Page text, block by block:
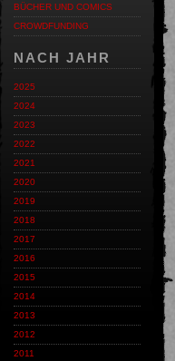
BÜCHER UND COMICS
CROWDFUNDING
NACH JAHR
2025
2024
2023
2022
2021
2020
2019
2018
2017
2016
2015
2014
2013
2012
2011